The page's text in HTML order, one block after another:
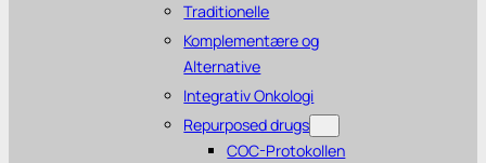
Traditionelle
Komplementære og
Alternative
Integrativ Onkologi
Repurposed drugs
COC-Protokollen